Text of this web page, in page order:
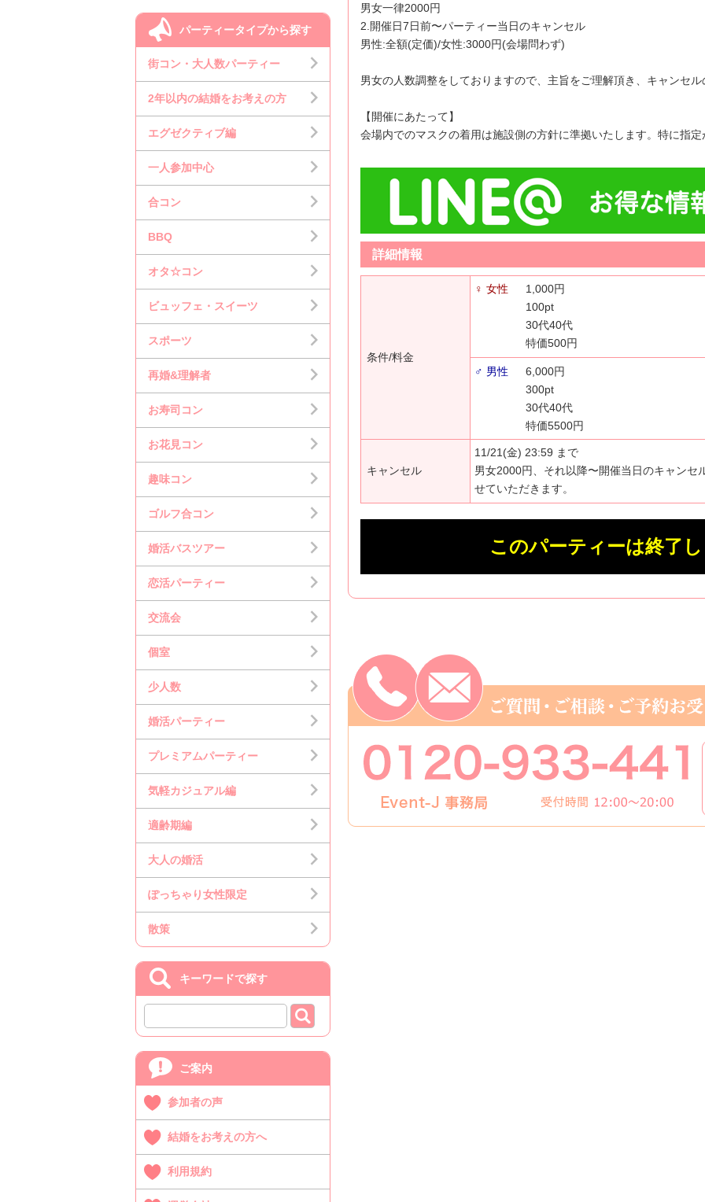
パーティータイプから探す
街コン・大人数パーティー
2年以内の結婚をお考えの方
エグゼクティブ編
一人参加中心
合コン
BBQ
オタ☆コン
ビュッフェ・スイーツ
スポーツ
再婚&理解者
お寿司コン
お花見コン
趣味コン
ゴルフ合コン
婚活バスツアー
恋活パーティー
交流会
個室
少人数
婚活パーティー
プレミアムパーティー
気軽カジュアル編
適齢期編
大人の婚活
ぽっちゃり女性限定
散策
キーワードで探す
ご案内
参加者の声
結婚をお考えの方へ
利用規約
男女一律2000円
2.開催日7日前〜パーティー当日のキャンセル
男性:全額(定価)/女性:3000円(会場問わず)
男女の人数調整をしておりますので、主旨をご理解頂き、キャンセ
【開催にあたって】
会場内でのマスクの着用は施設側の方針に準拠いたします。特に指
詳細情報
条件/料金
♀ 女性
1,000円
100pt
30代40代
特価500円
♂ 男性
6,000円
300pt
30代40代
特価5500円
キャンセル
11/21(金) 23:59 まで
男女2000円、それ以降〜開催当日のキャンセ
せていただきます。
このパーティーは終了